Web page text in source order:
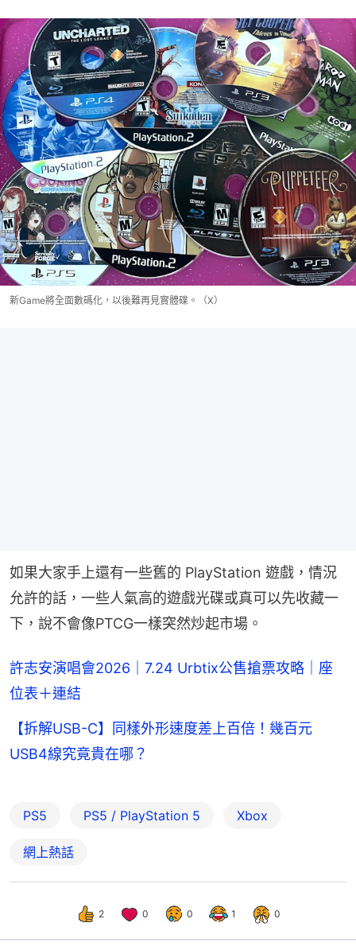
新Game將全面數碼化，以後難再見實體碟。（X）
如果大家手上還有一些舊的 PlayStation 遊戲，情況
允許的話，一些人氣高的遊戲光碟或真可以先收藏一
下，說不會像PTCG一樣突然炒起市場。
許志安演唱會2026｜7.24 Urbtix公售搶票攻略｜座
位表＋連結
【拆解USB-C】同樣外形速度差上百倍！幾百元
USB4線究竟貴在哪？
PS5 PS5 / PlayStation 5 Xbox
網上熱話
2 0 0 1 0